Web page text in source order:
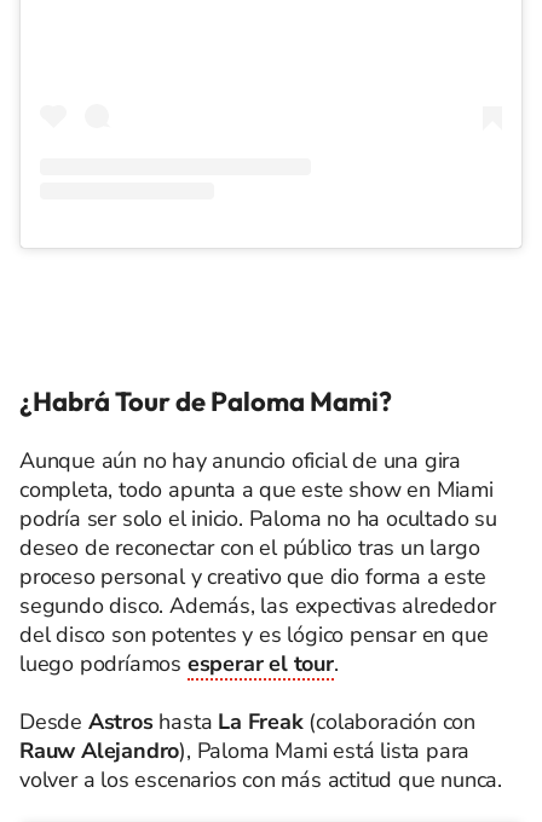
¿Habrá Tour de Paloma Mami?
Aunque aún no hay anuncio oficial de una gira
completa, todo apunta a que este show en Miami
podría ser solo el inicio. Paloma no ha ocultado su
deseo de reconectar con el público tras un largo
proceso personal y creativo que dio forma a este
segundo disco. Además, las expectivas alrededor
del disco son potentes y es lógico pensar en que
luego podríamos esperar el tour.
Desde Astroshasta La Freak(colaboración con
Rauw Alejandro), Paloma Mami está lista para
volver a los escenarios con más actitud que nunca.